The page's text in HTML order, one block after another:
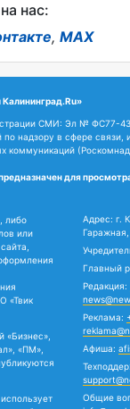
нас:
, MAX
СМИ: Эл № ФС77-
надзору в сфере связи,
коммуникаций
для
либо
или
«Твик
«Бизнес»,
«ПМ»,
Адрес: г.
Главный
Редакция:
Реклама:
Афиша:
Общие